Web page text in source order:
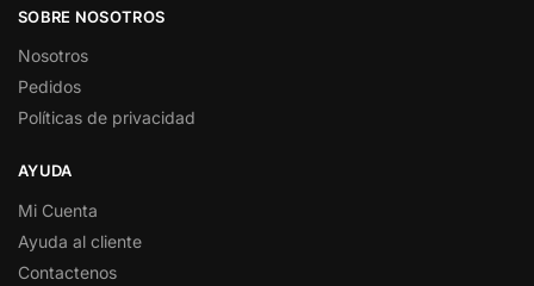
SOBRE NOSOTROS
Nosotros
Pedidos
Políticas de privacidad
AYUDA
Mi Cuenta
Ayuda al cliente
Contactenos